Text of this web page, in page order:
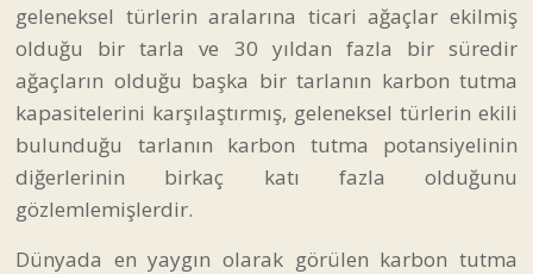
geleneksel türlerin aralarına ticari ağaçlar ekilmiş
olduğu bir tarla ve 30 yıldan fazla bir süredir
ağaçların olduğu başka bir tarlanın karbon tutma
kapasitelerini karşılaştırmış, geleneksel türlerin ekili
bulunduğu tarlanın karbon tutma potansiyelinin
diğerlerinin birkaç katı fazla olduğunu
gözlemlemişlerdir.
Dünyada en yaygın olarak görülen karbon tutma